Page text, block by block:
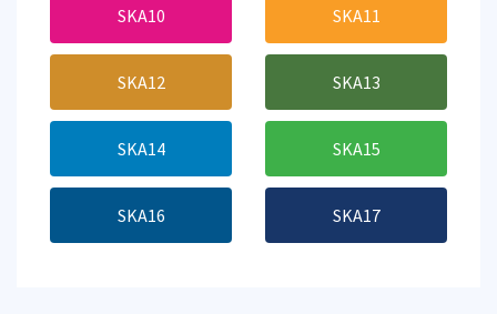
SKA10 SKA11
SKA12 SKA13
SKA14 SKA15
SKA16 SKA17